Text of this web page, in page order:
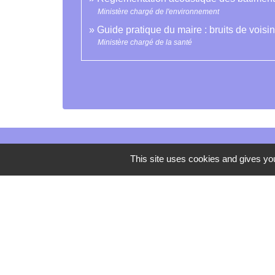
Ministère chargé de l'environnement
Guide pratique du maire : bruits de
Ministère chargé de la santé
This site uses cookies and gives